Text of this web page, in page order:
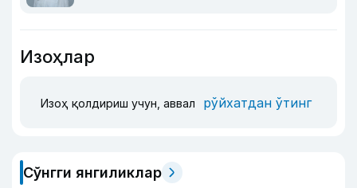
Изоҳлар
Изоҳ қолдириш учун, аввал рўйхатдан ўтинг
Сўнгги янгиликлар